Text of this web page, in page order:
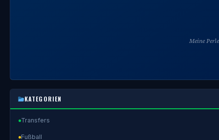
Meine
KATEGORIEN
Transfers
Fußball